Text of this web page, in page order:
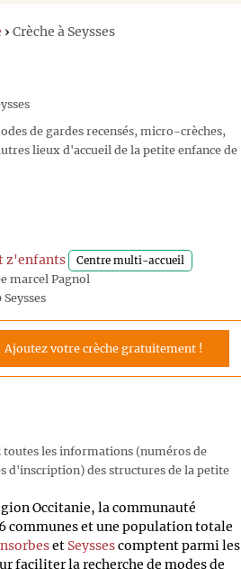
› Crèche à Seysses
de gardes recensés, micro-crèches,
lieux d'accueil de la petite enfance de
z'enfants Centre multi-accueil
marcel Pagnol
Seysses
Ajoutez votre crèche gratuitement !
toutes les informations (numéros de
d'inscription) des structures de la petite
Occitanie, la communauté
communes et une population totale
et Seyssescomptent parmi les
faciliter la recherche de modes de